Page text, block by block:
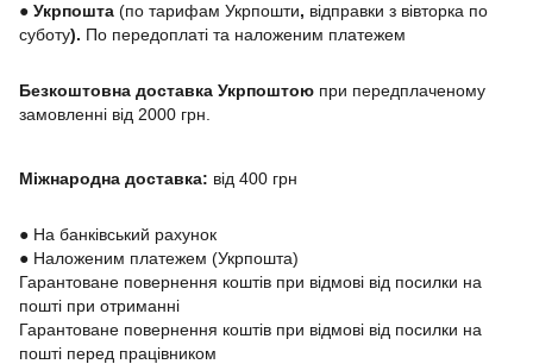
● Укрпошта (по тарифам Укрпошти, відправки з вівторка по
суботу). По передоплаті та наложеним платежем
Безкоштовна доставка Укрпоштою при передплаченому
замовленні від 2000 грн.
Міжнародна доставка: від 400 грн
● На банківський рахунок
● Наложеним платежем (Укрпошта)
Гарантоване повернення коштів при відмові від посилки на
пошті при отриманні
Гарантоване повернення коштів при відмові від посилки на
пошті перед працівником